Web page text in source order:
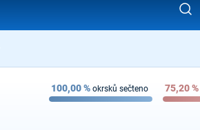
100,00% okrsků sečteno 75,20%